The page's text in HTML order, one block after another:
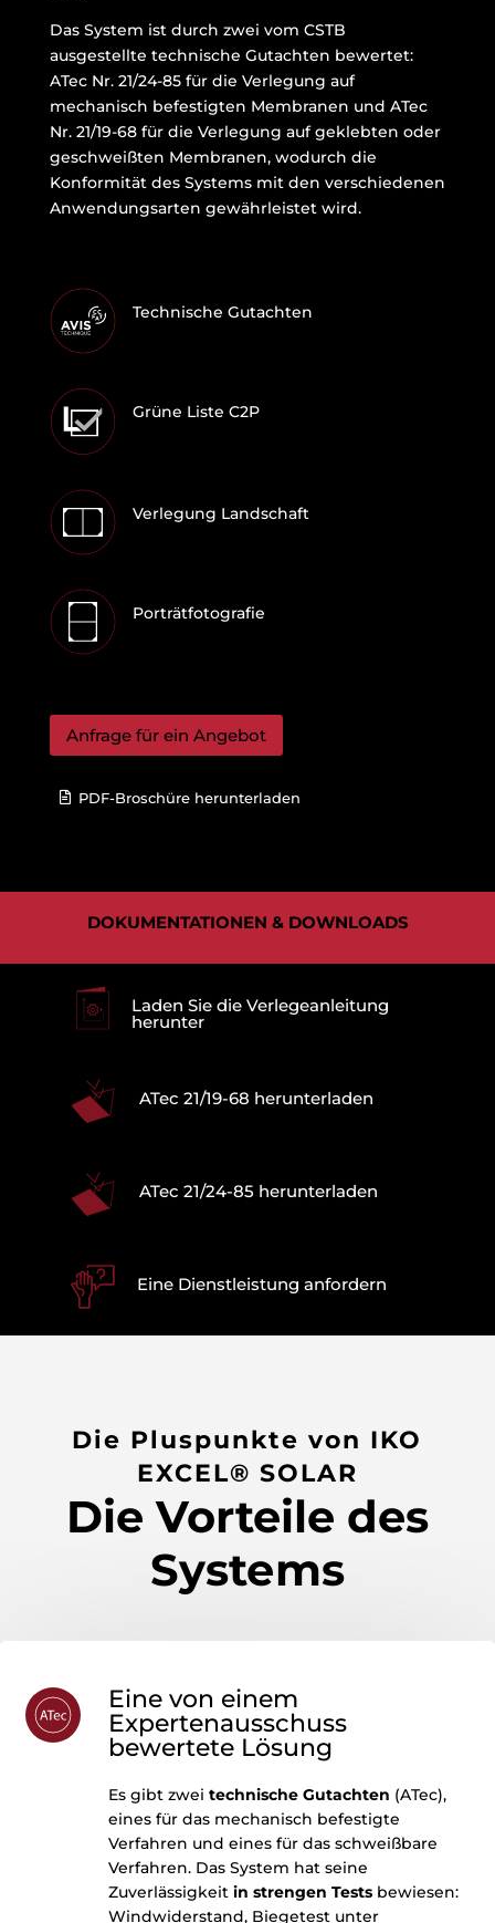
Das System ist durch zwei vom CSTB
ausgestellte technische Gutachten bewertet:
ATec Nr. 21/24-85 für die Verlegung auf
mechanisch befestigten Membranen und ATec
Nr. 21/19-68 für die Verlegung auf geklebten oder
geschweißten Membranen, wodurch die
Konformität des Systems mit den verschiedenen
Anwendungsarten gewährleistet wird.
Technische Gutachten
Grüne Liste C2P
Verlegung Landschaft
Porträtfotografie
Anfrage für ein Angebot
PDF-Broschüre herunterladen
DOKUMENTATIONEN & DOWNLOADS
Laden Sie die Verlegeanleitung
herunter
ATec 21/19-68 herunterladen
ATec 21/24-85 herunterladen
Eine Dienstleistung anfordern
Die Pluspunkte von IKO
EXCEL® SOLAR
Die Vorteile des
Systems
Eine von einem
Expertenausschuss
bewertete Lösung
Es gibt zwei technische Gutachten (ATec),
eines für das mechanisch befestigte
Verfahren und eines für das schweißbare
Verfahren.Das System hat seine
Zuverlässigkeitin strengen Testsbewiesen:
Windwiderstand, Biegetest unter